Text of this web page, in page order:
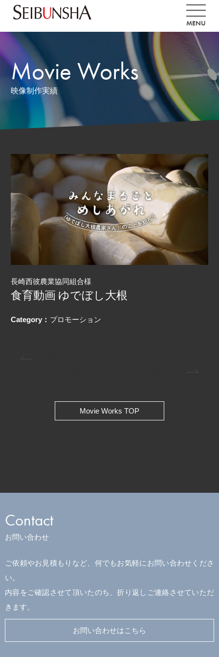
Movie Works
映像制作実績
長崎西彼農業協同組合様
食育動画 ゆでぼし大根
Category： プロモーション
Movie Works TOP
Contact
お問い合わせ
ご依頼やお見積もりなど、何でもお気軽にお問い合わせくださ
い。
内容をご確認させて頂いたのち、折り返しご連絡させていただ
きます。
お問い合わせはこちら